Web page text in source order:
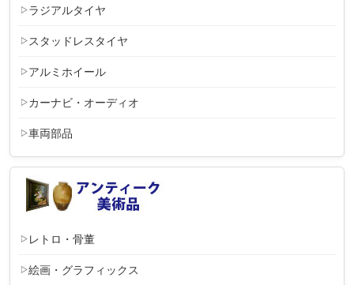
ラジアルタイヤ
スタッドレスタイヤ
アルミホイール
カーナビ・オーディオ
車両部品
レトロ・骨董
絵画・グラフィックス